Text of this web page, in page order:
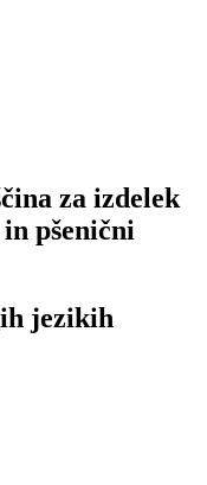
za izdelek
pšenični
jezikih